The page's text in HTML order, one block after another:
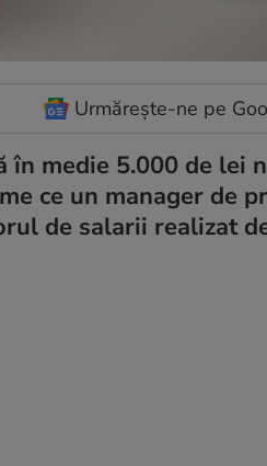
Urmărește-ne pe
medie 5.000 de lei
ce un manager de
de salarii realizat